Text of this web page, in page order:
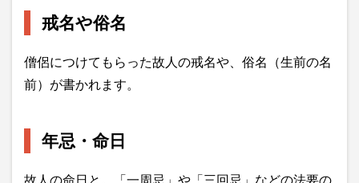
戒名や俗名
僧侶につけてもらった故人の戒名や、俗名（生前の名
前）が書かれます。
年忌・命日
故人の命日と、「一周忌」や「三回忌」などの法要の